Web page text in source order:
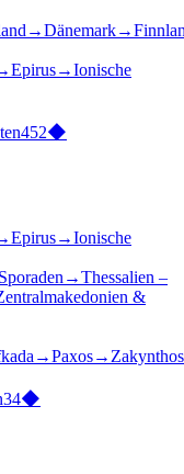
→Dänemark→
Epirus→Ionische
452◆
Epirus→Ionische
Sporaden →Thessalien –
&
→Paxos→ Zakynthos
34◆